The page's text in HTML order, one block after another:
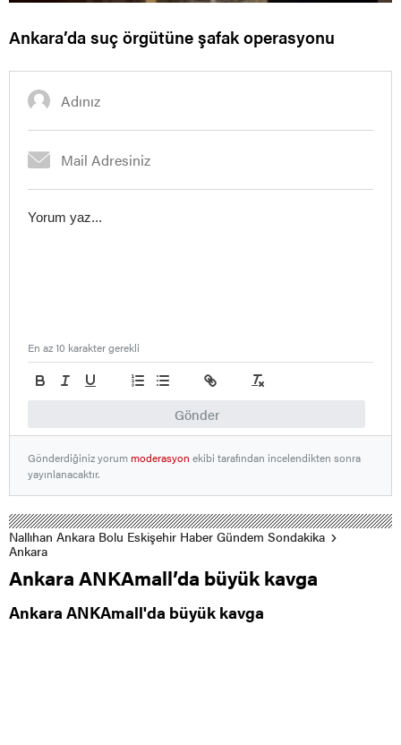
Ankara’da suç örgütüne şafak operasyonu
Gönder
En az 10 karakter gerekli
Gönderdiğiniz yorummoderasyon ekibi tarafından incelendikten sonra
yayınlanacaktır.
Nallıhan Ankara Bolu Eskişehir Haber Gündem Sondakika
Ankara
Ankara ANKAmall’da büyük kavga
Ankara ANKAmall'da büyük kavga